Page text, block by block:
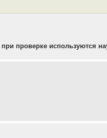
проверке используются